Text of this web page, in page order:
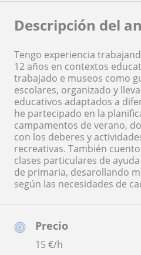
Precio
15€/h
Descripción del
Tengo experiencia
12 años en contextos
trabajado e museos como
escolares, organizado y
educativos adaptados a
he partecipado en la
campamentos de verano,
con los deberes y
recreativas. También
clases particulares de
de primaria, desarollando
según las necesidades de